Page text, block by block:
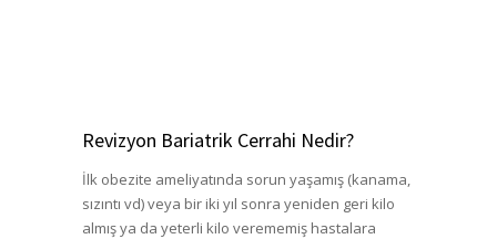
Revizyon Bariatrik Cerrahi Nedir?
İlk obezite ameliyatında sorun yaşamış (kanama,
sızıntı vd) veya bir iki yıl sonra yeniden geri kilo
almış ya da yeterli kilo verememiş hastalara